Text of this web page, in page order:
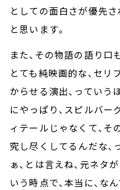
としての面白さが優先
と思います。
また、その物語の語り口
とても純映画的な、セ
からせる演出、っていう
にやっぱり、スピルバ
ィテールじゃなくて、
究し尽くしてるんだな、
ぁ、とは言えね、元ネタ
いう時点で、本当に、